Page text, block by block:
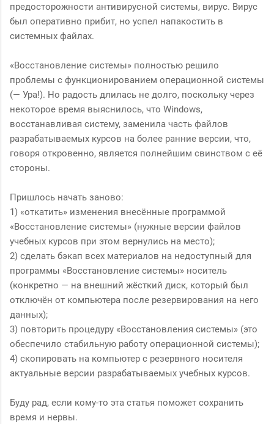
предосторожности антивирусной системы, вирус. Вирус
был оперативно прибит, но успел напакостить в
системных файлах.
«Восстановление системы» полностью решило
проблемы с функционированием операционной системы
(— Ура!). Но радость длилась не долго, поскольку через
некоторое время выяснилось, что Windows,
восстанавливая систему, заменила часть файлов
разрабатываемых курсов на более ранние версии, что,
говоря откровенно, является полнейшим свинством с её
стороны.
Пришлось начать заново:
1) «откатить» изменения внесённые программой
«Восстановление системы» (нужные версии файлов
учебных курсов при этом вернулись на место);
2) сделать бэкап всех материалов на недоступный для
программы «Восстановление системы» носитель
(конкретно — на внешний жёсткий диск, который был
отключён от компьютера после резервирования на него
данных);
3) повторить процедуру «Восстановления системы» (это
обеспечило стабильную работу операционной системы);
4) скопировать на компьютер с резервного носителя
актуальные версии разрабатываемых учебных курсов.
Буду рад, если кому-то эта статья поможет сохранить
время и нервы.